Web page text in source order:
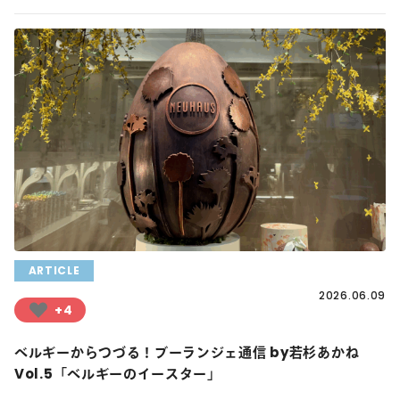
ARTICLE
+4
2026.06.09
ベルギーからつづる！ブーランジェ通信 by若杉あかね
Vol.5「ベルギーのイースター」